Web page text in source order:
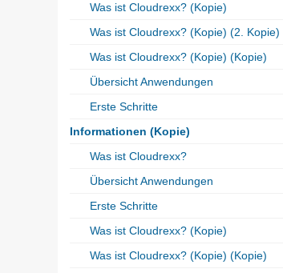
Was ist Cloudrexx? (Kopie)
Was ist Cloudrexx? (Kopie) (2. Kopie)
Was ist Cloudrexx? (Kopie) (Kopie)
Übersicht Anwendungen
Erste Schritte
Informationen (Kopie)
Was ist Cloudrexx?
Übersicht Anwendungen
Erste Schritte
Was ist Cloudrexx? (Kopie)
Was ist Cloudrexx? (Kopie) (Kopie)